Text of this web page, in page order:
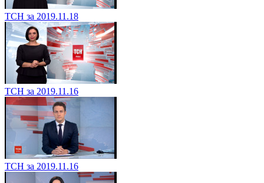
ТСН за 2019.11.18
ТСН за 2019.11.16
ТСН за 2019.11.16